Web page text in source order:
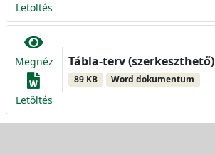
Letöltés
Megnéz
Letöltés
Tábla-terv (szerkeszthető)
89 KB Word dokumentum